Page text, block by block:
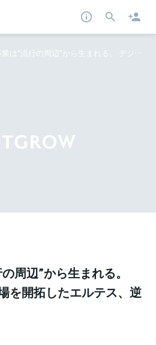
伸びる事業は“流行の周辺”から生まれる。 デジタルリスク市場を開拓したエルテス、逆張りの経営戦略
周辺”から生まれる。
を開拓したエルテス、逆